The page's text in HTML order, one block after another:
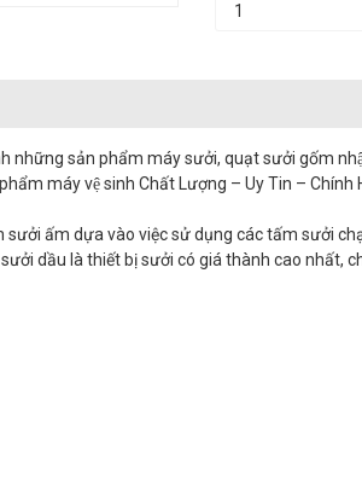
những sản phẩm máy sưởi, quạt sưởi gốm
máy vệ sinh Chất Lượng – Uy Tin –
sưởi ấm dựa vào việc sử dụng các tấm sưởi
dầu là thiết bị sưởi có giá thành cao nhất,